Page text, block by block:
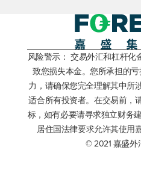
风险警示： 交易外汇和杠杆化
致您损失本金。您所承担的
力，请确保您完全理解其中所
适合所有投资者。在交易前，
标，如有必要请寻求独立财务
居住国法律要求允许其使用
© 2021 嘉盛外